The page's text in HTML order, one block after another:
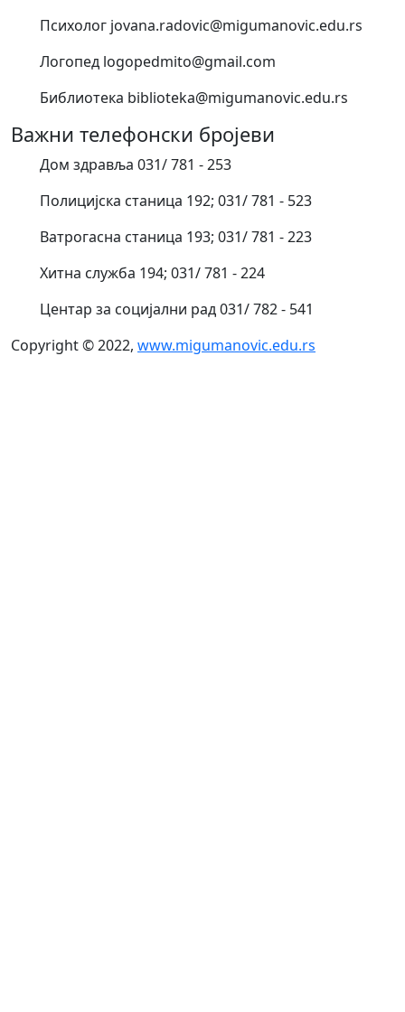
Психолог jovana.radovic@migumanovic.edu.rs
Логопед logopedmito@gmail.com
Библиотека biblioteka@migumanovic.edu.rs
Важни телефонски бројеви
Дом здравља 031/ 781 - 253
Полицијска станица 192; 031/ 781 - 523
Ватрогасна станица 193; 031/ 781 - 223
Хитна служба 194; 031/ 781 - 224
Центар за социјални рад 031/ 782 - 541
Copyright © 2022, www.migumanovic.edu.rs